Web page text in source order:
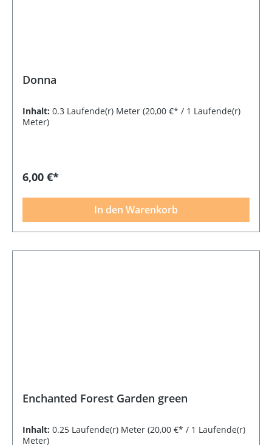
Donna
Inhalt: 0.3 Laufende(r) Meter (20,00 €* / 1 Laufende(r)
Meter)
6,00 €*
In den Warenkorb
Enchanted Forest Garden green
Inhalt: 0.25 Laufende(r) Meter (20,00 €* / 1 Laufende(r)
Meter)